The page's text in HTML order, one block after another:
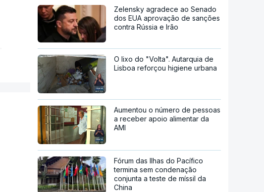
Zelensky agradece ao Senado
dos EUA aprovação de sanções
contra Rússia e Irão
O lixo do "Volta". Autarquia de
Lisboa reforçou higiene urbana
Aumentou o número de pessoas
a receber apoio alimentar da
AMI
Fórum das Ilhas do Pacífico
termina sem condenação
conjunta a teste de míssil da
China